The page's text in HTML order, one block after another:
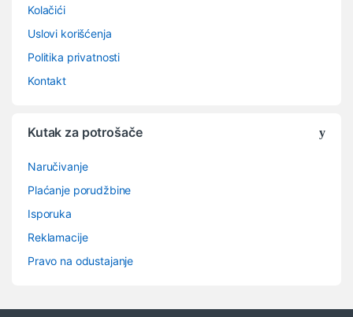
Kolačići
Uslovi korišćenja
Politika privatnosti
Kontakt
Kutak za potrošače
Naručivanje
Plaćanje porudžbine
Isporuka
Reklamacije
Pravo na odustajanje